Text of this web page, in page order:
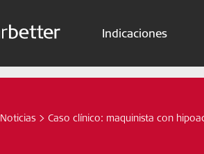
Indicaciones
Noticias > Caso clínico: maquinista con